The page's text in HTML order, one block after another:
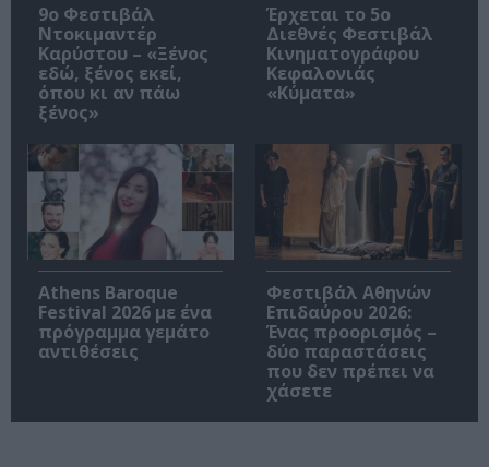
9ο Φεστιβάλ
Ντοκιμαντέρ
Καρύστου – «Ξένος
εδώ, ξένος εκεί,
όπου κι αν πάω
ξένος»
Έρχεται το 5ο
Διεθνές Φεστιβάλ
Κινηματογράφου
Κεφαλονιάς
«Κύματα»
Athens Baroque
Festival 2026 με ένα
πρόγραμμα γεμάτο
αντιθέσεις
Φεστιβάλ Αθηνών
Επιδαύρου 2026:
Ένας προορισμός –
δύο παραστάσεις
που δεν πρέπει να
χάσετε